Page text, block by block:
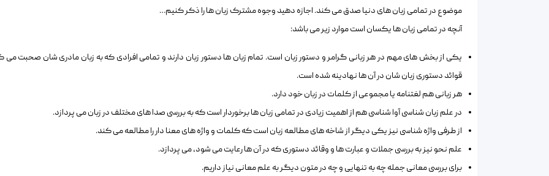
موضوع در تمامی زبان های دنیا صدق می کند. اجازه دهید وجوه مشترک زبان ها را ذکر کنیم…
آنچه در تمامی زبان ها یکسان است موارد زیر می باشد:
یکی از بخش های مهم در هر زبانی گرامر و دستور زبان است. تمام زبان ها دستور زبان دارند و تمامی افرادی که به زبان مادری شان صحبت می
قوائد دستوری زبان شان در آن ها نهادینه شده است.
هر زبانی هم لغتنامه یا مجموعی از کلمات در زبان خود دارد.
در علم زبان شناسی آوا شناسی هم از اهمیت زیادی در تمامی زبان ها برخوردار است که به بررسی صدا های مختلف در زبان می پردازد.
از طرفی واژه شناسی نیز یکی دیگر از شاخه های مطالعه زبان است که کلمات و واژه های معنا دار را مطالعه می کند.
علم نحو نیز به بررسی جملات و عبارت ها و وقائد دستوری که در آن ها رعایت می شود، می پردازد.
برای بررسی معانی جمله چه به تنهایی و چه در متون دیگر به علم معانی نیاز داریم.